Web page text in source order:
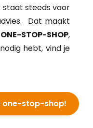
steeds voor
Dat maakt
ONE-STOP-SHOP,
hebt, vind je
one-stop-shop!